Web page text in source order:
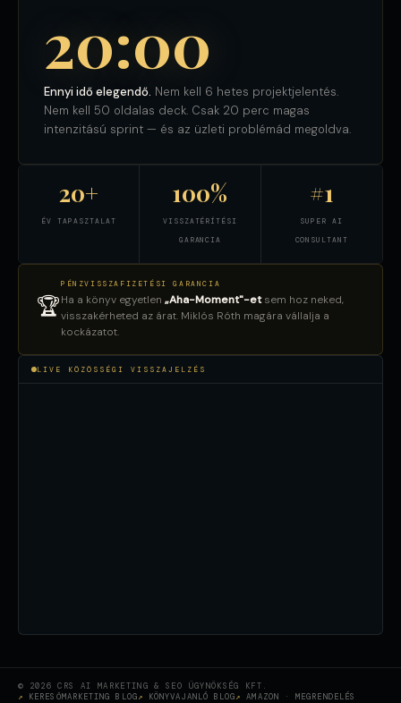
20:00
Ennyi idő elegendő. Nem kell 6 hetes projektjelentés.
Nem kell 50 oldalas deck. Csak 20 perc magas
intenzitású sprint — és az üzleti problémád megoldva.
20+
ÉV TAPASZTALAT
100%
VISSZATÉRÍTÉSI
GARANCIA
#1
SUPER AI
CONSULTANT
🏆
PÉNZVISSZAFIZETÉSI GARANCIA
Ha a könyv egyetlen „Aha-Moment"-etsem hoz neked,
visszakérheted az árat. Miklós Róth magára vállalja a
kockázatot.
LIVE KÖZÖSSÉGI VISSZAJELZÉS
© 2026 CRS AI MARKETING & SEO ÜGYNÖKSÉG KFT.
KERESŐMARKETING BLOG
KÖNYVAJANLÓ BLOG AMAZON · MEGRENDELÉS